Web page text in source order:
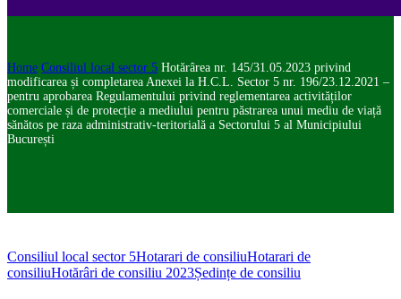
Home Consiliul local sector 5 Hotărârea nr. 145/31.05.2023 privind
modificarea și completarea Anexei la H.C.L. Sector 5 nr. 196/23.12.2021 –
pentru aprobarea Regulamentului privind reglementarea activităților
comerciale și de protecție a mediului pentru păstrarea unui mediu de viață
sănătos pe raza administrativ-teritorială a Sectorului 5 al Municipiului
București
Consiliul local sector 5Hotarari de consiliuHotarari de
consiliuHotărâri de consiliu 2023Ședințe de consiliu